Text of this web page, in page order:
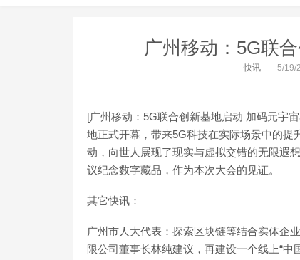
广州移动：5G联
快讯 5/19/
[广州移动：5G联合创新基地启动 加码元宇
地正式开幕，带来5G科技在实际场景中的提
动，向世人展现了现实与虚拟交错的无限遐
议纪念数字藏品，作为本次大会的见证。
其它快讯：
广州市人大代表：探索区块链等结合实体企
限公司董事长林纯建议，再建设一个线上“